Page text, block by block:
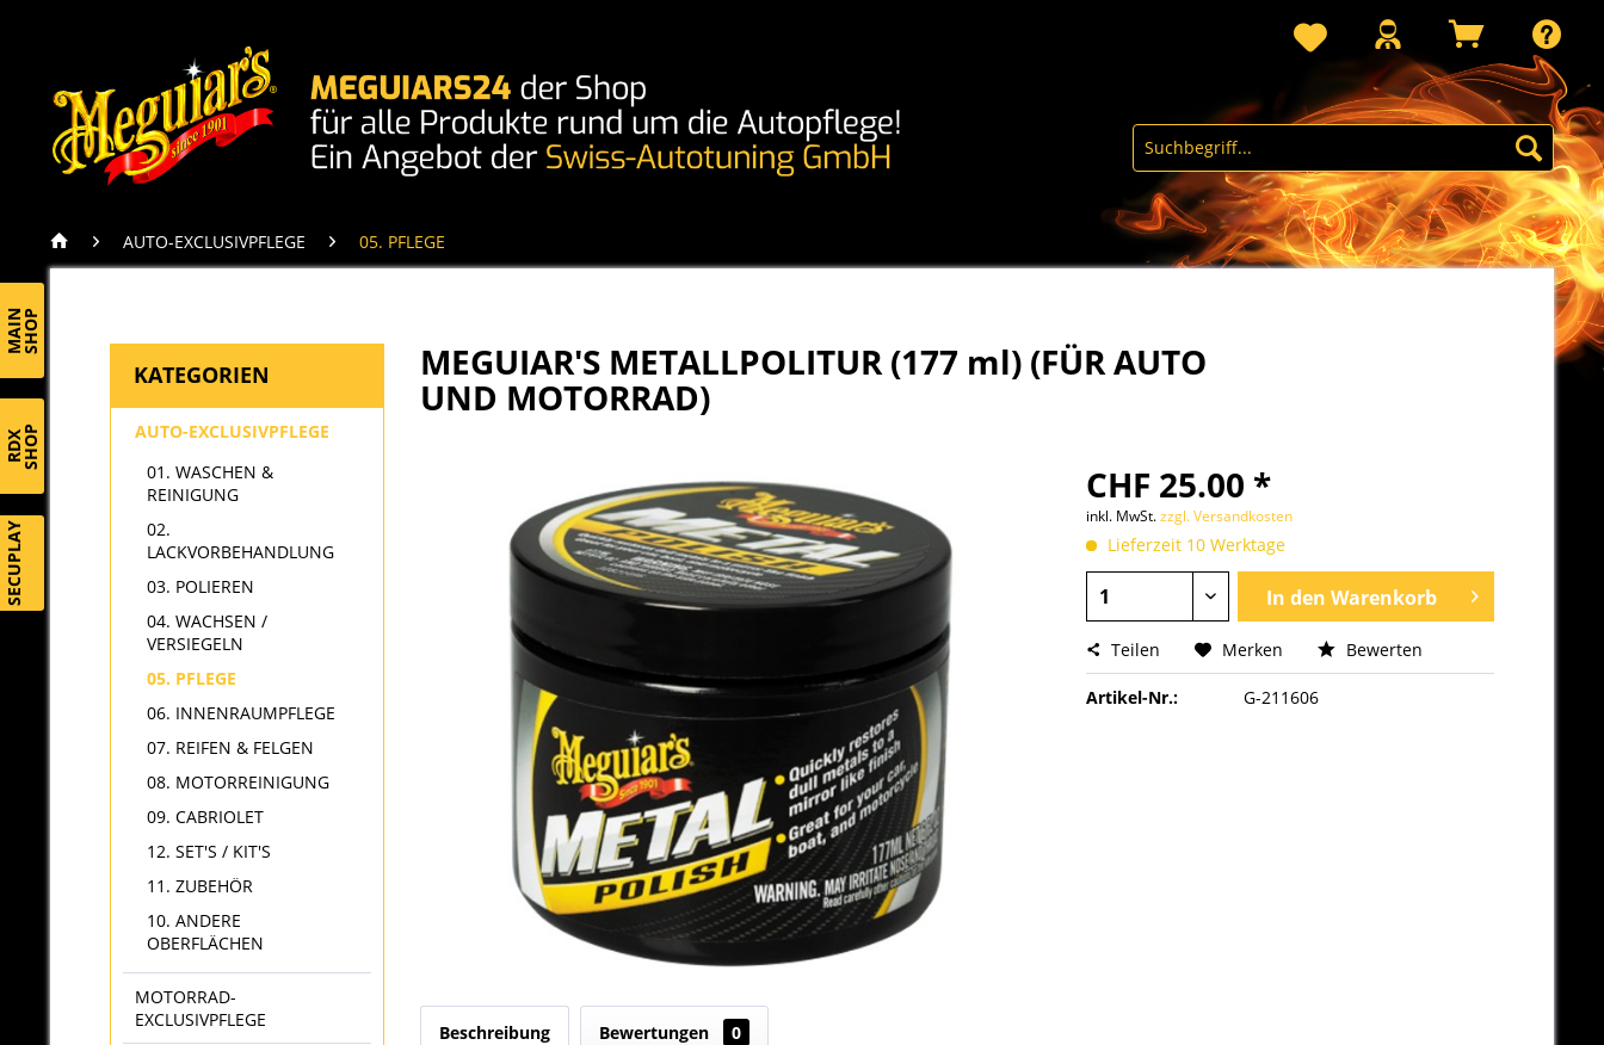
MAINSHOP
RDXSHOP
SECUPLAY
AUTO-EXCLUSIVPFLEGE 05. PFLEGE
KATEGORIEN
AUTO-EXCLUSIVPFLEGE
01. WASCHEN &
REINIGUNG
02.
LACKVORBEHANDLUNG
03. POLIEREN
04. WACHSEN /
VERSIEGELN
05. PFLEGE
06. INNENRAUMPFLEGE
07. REIFEN & FELGEN
08. MOTORREINIGUNG
09. CABRIOLET
12. SET'S / KIT'S
11. ZUBEHÖR
10. ANDERE
OBERFLÄCHEN
MOTORRAD-
EXCLUSIVPFLEGE
MEGUIAR'S METALLPOLITUR (177 ml) (FÜR AUTO
UND MOTORRAD)
CHF 25.00 *
inkl. MwSt.zzgl. Versandkosten
Lieferzeit 10 Werktage
In den Warenkorb
Teilen Merken Bewerten
Artikel-Nr.: G-211606
Beschreibung Bewertungen 0